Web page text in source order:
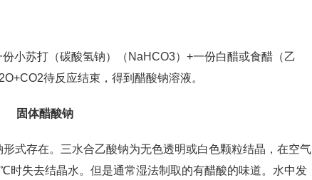
小苏打（碳酸氢钠）（NaHCO3）+一份白醋或食醋（乙
待反应结束，得到醋酸钠溶液。
固体醋酸钠
式存在。三水合乙酸钠为无色透明或白色颗粒结晶，在空气
时失去结晶水。但是通常湿法制取的有醋酸的味道。水中发